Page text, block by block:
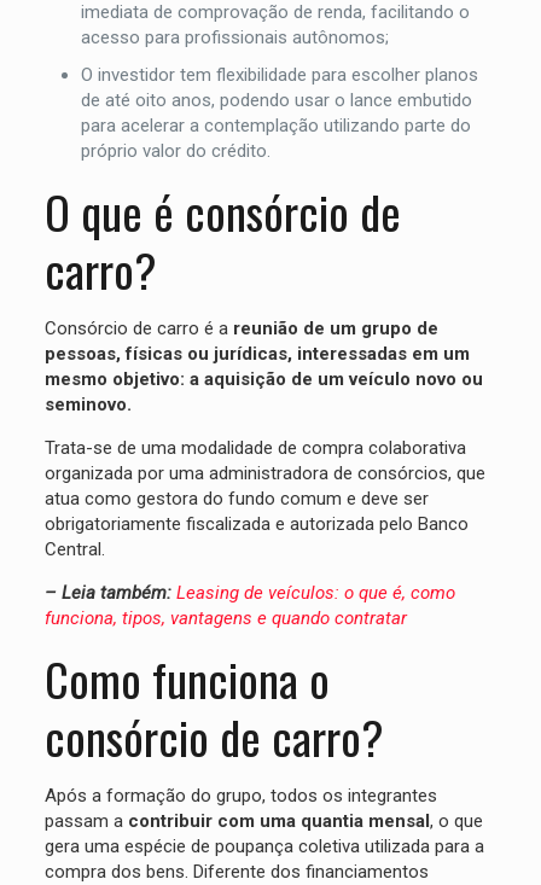
imediata de comprovação de renda, facilitando o
acesso para profissionais autônomos;
O investidor tem flexibilidade para escolher planos
de até oito anos, podendo usar o lance embutido
para acelerar a contemplação utilizando parte do
próprio valor do crédito.
O que é consórcio de
carro?
Consórcio de carro é areunião de um grupo de
pessoas, físicas ou jurídicas, interessadas em um
mesmo objetivo: a aquisição de um veículo novo ou
seminovo.
Trata-se de uma modalidade de compra colaborativa
organizada por uma administradora de consórcios, que
atua como gestora do fundo comum e deve ser
obrigatoriamente fiscalizada e autorizada pelo Banco
Central.
– Leia também: Leasing de veículos: o que é, como
funciona, tipos, vantagens e quando contratar
Como funciona o
consórcio de carro?
Após a formação do grupo, todos os integrantes
passam a contribuir com uma quantia mensal, o que
gera uma espécie de poupança coletiva utilizada para a
compra dos bens. Diferente dos financiamentos